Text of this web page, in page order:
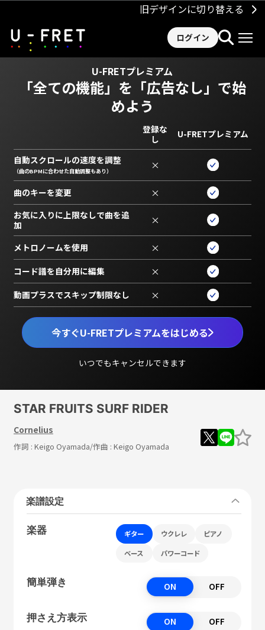
旧デザインに切り替える
ログイン
U-FRETプレミアム
「全ての機能」を 「広告なし」で始
めよう
今すぐU-FRETプレミアムをはじめる
いつでもキャンセルできます
登録な
し
U-FRETプレミアム
自動スクロールの速度を調整
（曲のBPMに合わせた自動調整もあり） ×
曲のキーを変更 ×
お気に入りに上限なしで曲を追
加
×
メトロノームを使用 ×
コード譜を自分用に編集 ×
動画プラスでスキップ制限なし ×
STAR FRUITS SURF RIDER
Cornelius
作詞 : Keigo Oyamada/作曲 : Keigo Oyamada
楽譜設定
楽器 ギター ウクレレ ピアノ
ベース パワーコード
簡単弾き ON OFF
押さえ方表示 ON OFF